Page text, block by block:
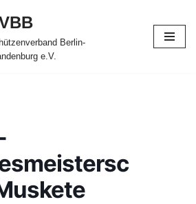
Berlin-
e.V.